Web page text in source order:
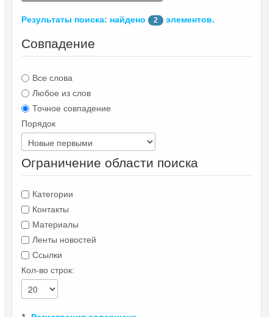
Результаты поиска: найдено 2 элементов.
Совпадение
Все слова
Любое из слов
Точное совпадение
Порядок
Ограничение области поиска
Категории
Контакты
Материалы
Ленты новостей
Ссылки
Кол-во строк: